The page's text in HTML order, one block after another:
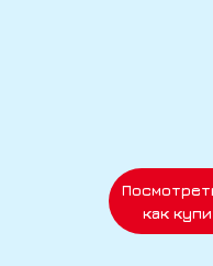
как